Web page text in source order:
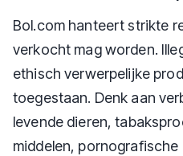
Bol.com hanteert strikte
verkocht mag worden.
ethisch verwerpelijke
toegestaan. Denk aan
levende dieren,
middelen,